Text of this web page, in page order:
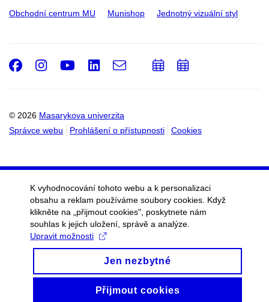
Obchodní centrum MU Munishop Jednotný vizuální styl
© 2026 Masarykova univerzita
Správce webu
Prohlášení o přístupnosti Cookies
Facebook
Instagram
Youtube
LinkedIn
e-
Email
PřidatPřidat
K vyhodnocování tohoto webu a k personalizaci
obsahu a reklam používáme soubory cookies. Když
klikněte na „přijmout cookies", poskytnete nám
souhlas k jejich uložení, správě a analýze.
Upravit možnosti
Jen nezbytné
Přijmout cookies